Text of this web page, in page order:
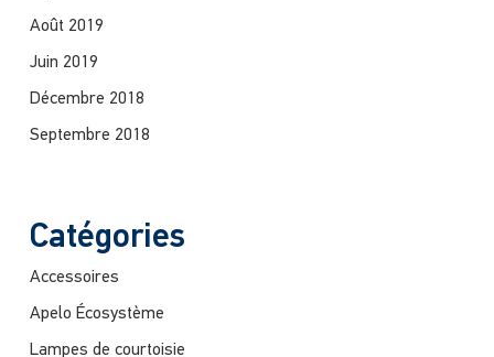
Août 2019
Juin 2019
Décembre 2018
Septembre 2018
Catégories
Accessoires
Apelo Écosystème
Lampes de courtoisie